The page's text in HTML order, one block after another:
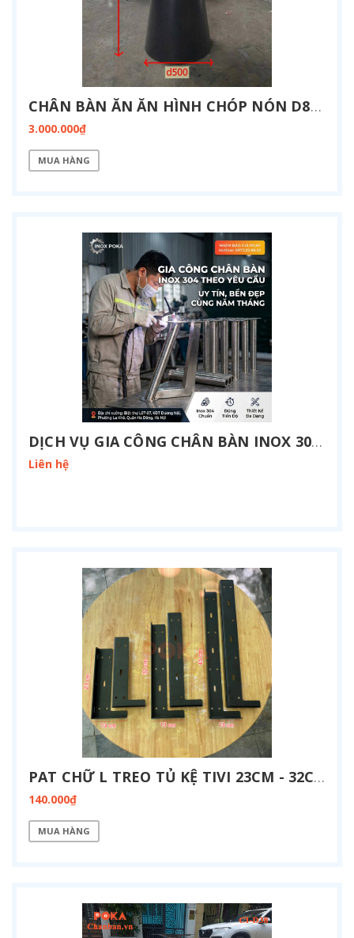
CHÂN BÀN ĂN ĂN HÌNH CHÓP NÓN D800 SP2110
3.000.000₫
MUA HÀNG
DỊCH VỤ GIA CÔNG CHÂN BÀN INOX 304 THEO YÊU CẦU TẠI HÀ NỘI
Liên hệ
PAT CHỮ L TREO TỦ KỆ TIVI 23CM - 32CM - 45CM
140.000₫
MUA HÀNG